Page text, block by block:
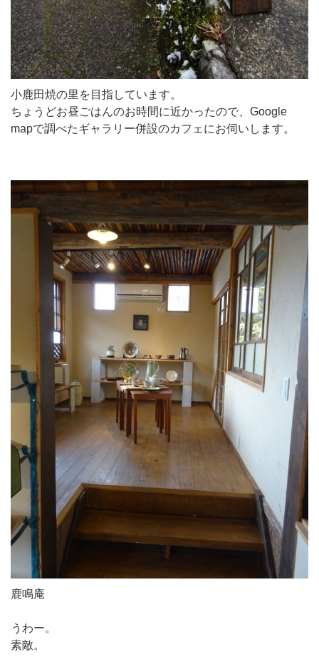
小鹿田焼の里を目指しています。
ちょうどお昼ごはんのお時間に近かったので、Google
mapで調べたギャラリー併設のカフェにお伺いします。
鹿鳴庵
うわー。
素敵。